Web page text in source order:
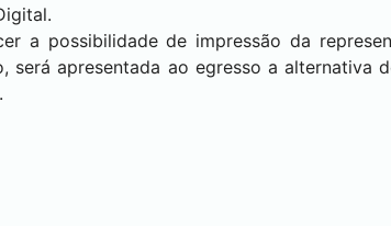
a possibilidade de impressão da
será apresentada ao egresso a